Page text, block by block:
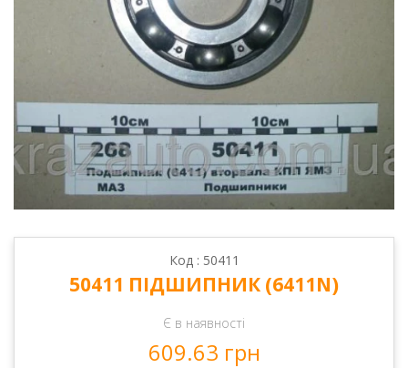
Код : 50411
50411 ПІДШИПНИК (6411N)
Є в наявності
609.63 грн